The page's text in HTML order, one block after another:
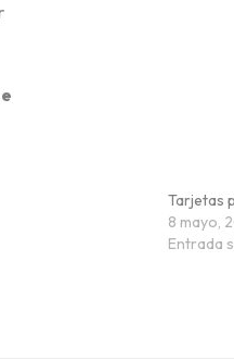
Tarjetas
8 mayo,
Entrada